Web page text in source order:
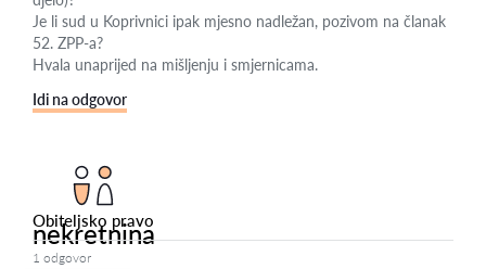
Je li sud u Koprivnici ipak mjesno nadležan, pozivom na članak
52. ZPP-a?
Hvala unaprijed na mišljenju i smjernicama.
Idi na odgovor
Obiteljsko pravo
nekretnina
1 odgovor